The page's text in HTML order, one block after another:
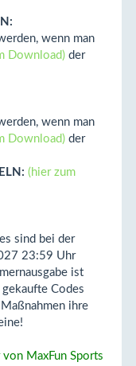
wenn man
Download) der
wenn man
Download) der
(hier zum
sind bei der
23:59 Uhr
ist
Codes
ihre
MaxFun Sports